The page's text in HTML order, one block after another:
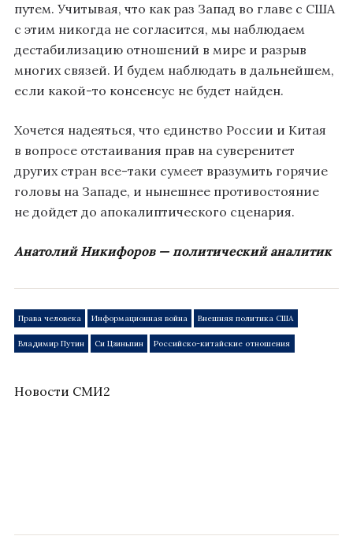
путем. Учитывая, что как раз Запад во главе с США
с этим никогда не согласится, мы наблюдаем
дестабилизацию отношений в мире и разрыв
многих связей. И будем наблюдать в дальнейшем,
если какой-то консенсус не будет найден.
Хочется надеяться, что единство России и Китая
в вопросе отстаивания прав на суверенитет
других стран все-таки сумеет вразумить горячие
головы на Западе, и нынешнее противостояние
не дойдет до апокалиптического сценария.
Анатолий Никифоров — политический аналитик
Права человека Информационная война Внешняя политика США
Владимир Путин Си Цзиньпин Российско-китайские отношения
Новости СМИ2